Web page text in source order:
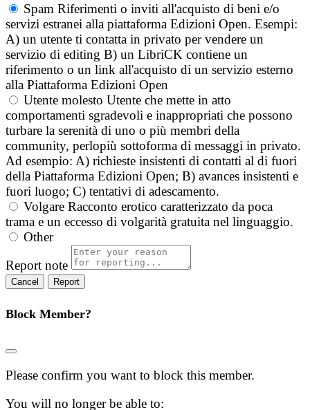
Spam Riferimenti o inviti all'acquisto di beni e/o
servizi estranei alla piattaforma Edizioni Open. Esempi:
A) un utente ti contatta in privato per vendere un
servizio di editing B) un LibriCK contiene un
riferimento o un link all'acquisto di un servizio esterno
alla Piattaforma Edizioni Open
Utente molesto Utente che mette in atto
comportamenti sgradevoli e inappropriati che possono
turbare la serenità di uno o più membri della
community, perlopiù sottoforma di messaggi in privato.
Ad esempio: A) richieste insistenti di contatti al di fuori
della Piattaforma Edizioni Open; B) avances insistenti e
fuori luogo; C) tentativi di adescamento.
Volgare Racconto erotico caratterizzato da poca
trama e un eccesso di volgarità gratuita nel linguaggio.
Other
Report note
Report
Block Member?
Please confirm you want to block this member.
You will no longer be able to: